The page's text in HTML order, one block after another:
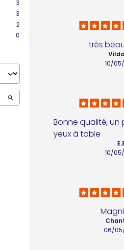
3
3
2
0
très
10/
Bonne qualité, un
yeux à table
10/
06/